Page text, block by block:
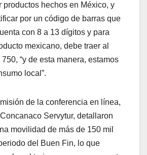
productos hechos en México, y
por un código de barras que
con 8 a 13 dígitos y para
mexicano, debe traer al
“y de esta manera, estamos
local”.
de la conferencia en línea,
Servytur, detallaron
movilidad de más de 150 mil
del Buen Fin, lo que